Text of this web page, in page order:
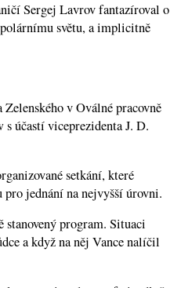
Sergej Lavrov fantazíroval o
světu, a implicitně
v Oválné pracovně
účastí viceprezidenta J. D.
setkání, které
jednání na nejvyšší úrovni.
stanovený program. Situaci
a když na něj Vance nalíčil